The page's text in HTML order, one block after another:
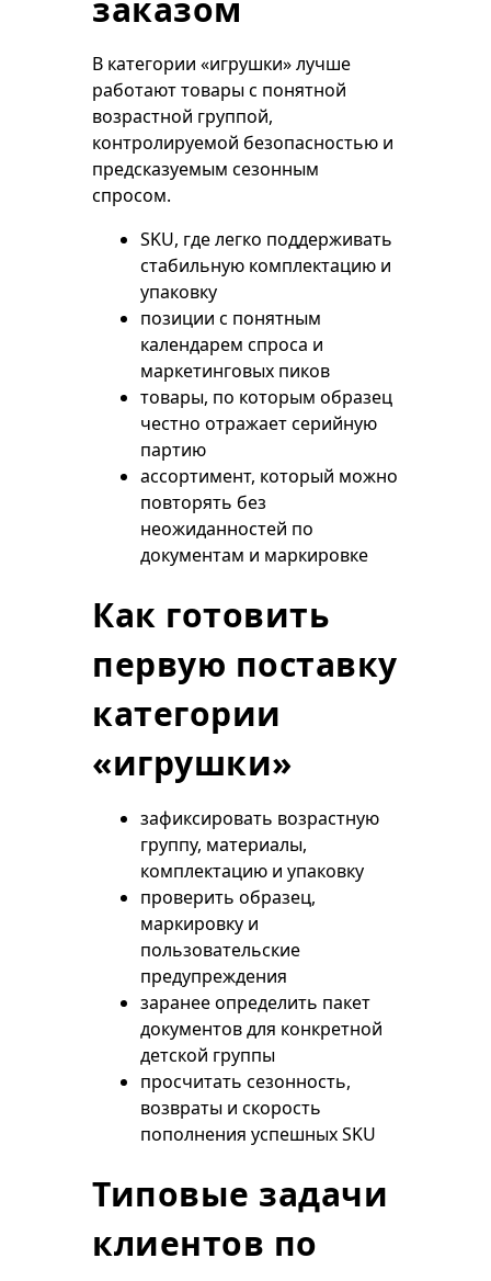
заказом
В категории «игрушки» лучше
работают товары с понятной
возрастной группой,
контролируемой безопасностью и
предсказуемым сезонным
спросом.
SKU, где легко поддерживать
стабильную комплектацию и
упаковку
позиции с понятным
календарем спроса и
маркетинговых пиков
товары, по которым образец
честно отражает серийную
партию
ассортимент, который можно
повторять без
неожиданностей по
документам и маркировке
Как готовить
первую поставку
категории
«игрушки»
зафиксировать возрастную
группу, материалы,
комплектацию и упаковку
проверить образец,
маркировку и
пользовательские
предупреждения
заранее определить пакет
документов для конкретной
детской группы
просчитать сезонность,
возвраты и скорость
пополнения успешных SKU
Типовые задачи
клиентов по